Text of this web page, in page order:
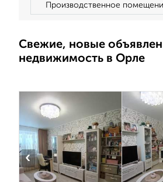
Производственное
Свежие, новые
недвижимость в Орле
‹